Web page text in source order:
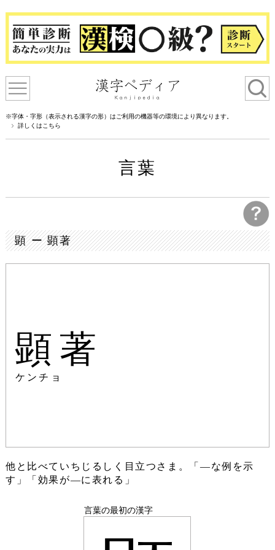
※字体・字形（表示される漢字の形）はご利用の機器等の環境により異なります。
詳しくはこちら
言葉
顕 ー 顕著
顕著
ケンチョ
他と比べていちじるしく目立つさま。「―な例を示
す」「効果が―に表れる」
言葉の最初の漢字